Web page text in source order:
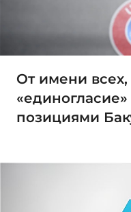
От имени
позициями